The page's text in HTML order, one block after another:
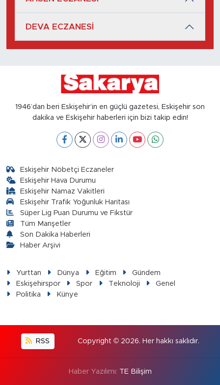
DEVA ECZANESİ
1946’dan beri Eskişehir’in en güçlü gazetesi, Eskişehir son
dakika ve Eskişehir haberleri için bizi takip edin!
Eskişehir Nöbetçi Eczaneler
Eskişehir Hava Durumu
Eskişehir Namaz Vakitleri
Eskişehir Trafik Yoğunluk Haritası
Süper Lig Puan Durumu ve Fikstür
Tüm Manşetler
Son Dakika Haberleri
Haber Arşivi
Yurttan Dünya Eğitim
Gündem
Eskişehirspor
Spor Teknoloji
Genel
Politika
Künye
RSS Copyright © 2026. Her hakkı saklıdır.
Haber Yazılımı: TE Bilişim